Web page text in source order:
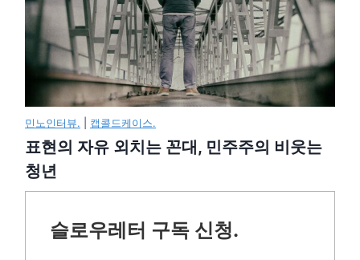
민노인터뷰. 캡콜드케이스.
표현의 자유 외치는 꼰대, 민주주의 비웃는
청년
슬로우레터 구독 신청.